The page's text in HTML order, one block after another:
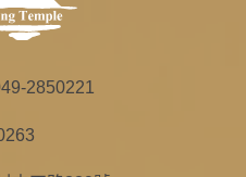
2850221